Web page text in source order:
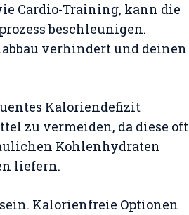
Cardio-Training, kann die
beschleunigen.
verhindert und deinen
Kaloriendefizit
zu vermeiden, da diese oft
Kohlenhydraten
liefern.
Kalorienfreie Optionen